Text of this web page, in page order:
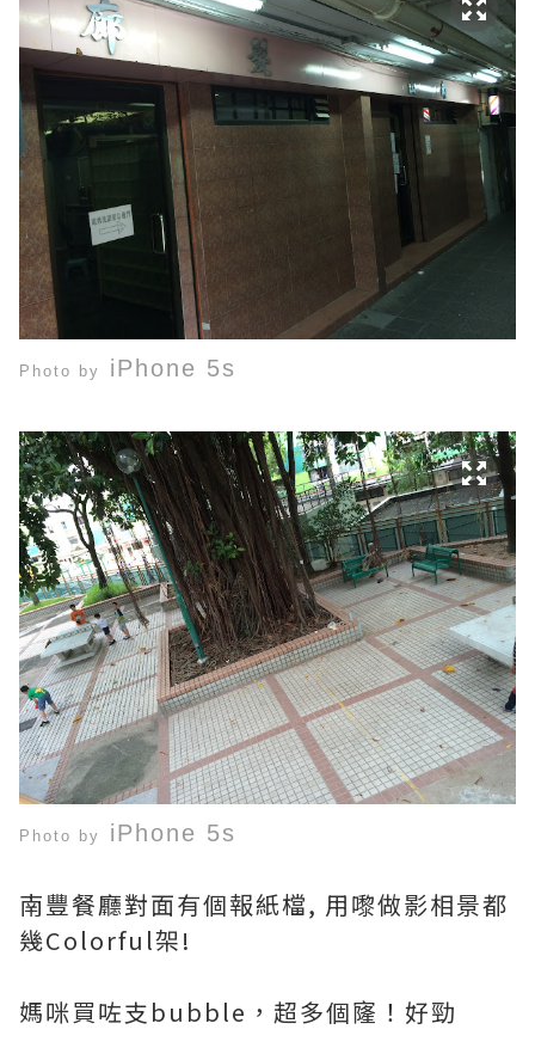
Photo by iPhone 5s
Photo by iPhone 5s
南豐餐廳對面有個報紙檔, 用嚟做影相景都
幾Colorful架!
媽咪買咗支bubble，超多個㝫！好勁